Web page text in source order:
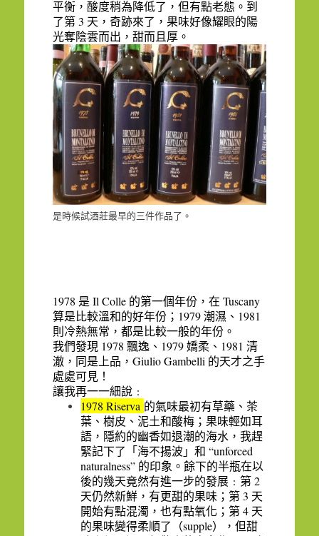
平衡，酸度稍為降低了，但有點老態。到
了第3 天，奇跡來了，果味好像耀眼的陽
光奪陰雲而出，甜而且厚。
是時候試酒莊最早的三件作品了。
1978 是 Il Colle 的第一個年份，在 Tuscany
算是比較溫和的好年份； 1979 潮濕、 1981
則冷熱無常，都是比較一般的年份。
我們發現 1978 飄逸、 1979 嬌柔、 1981 清
澈，同是上品， Giulio Gambelli 的天才之手
處處可見！
讓我再一一細說﹕
1978 Riserva 的氣味最初有草藥、茶
葉、樹皮、泥土和酸梅；果味輕如耳
語，隱約的幽香如退潮的海水，我趕
緊記下了「海不揚波」和 “unforced
naturalness” 的印象。餘下的半瓶在以
後的幾天竟然有進一步的發展﹕第2
天仍然新鮮，有更甜的果味；第3 天
開始有點混濁，也有點氧化；第4 天
的果味變得柔順了（supple），但甜